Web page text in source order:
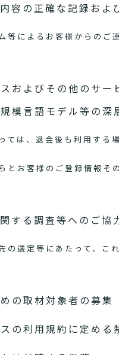
容の正確な記録およ
等によるお客様からのご
およびその他のサ
模言語モデル等の深
ては、退会後も利用する
とお客様のご登録情報そ
する調査等へのご協
の選定等にあたって、こ
の取材対象者の募集
の利用規約に定め